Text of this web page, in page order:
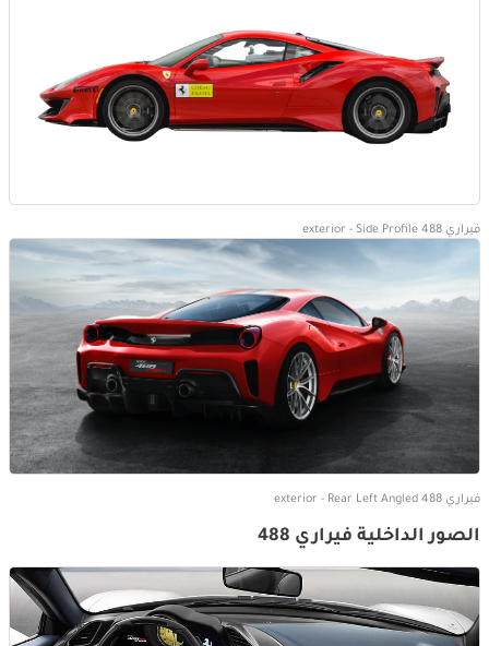
فيراري 488 exterior - Side Profile
فيراري 488 exterior - Rear Left Angled
الصور الداخلية فيراري 488